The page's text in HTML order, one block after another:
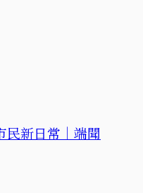
民新日常｜端聞